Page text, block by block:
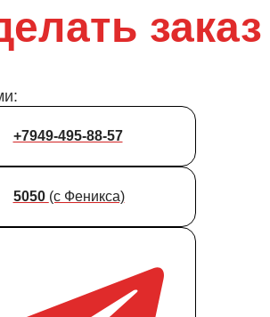
заказ
+7949-495-88-57
5050 (с Феникса)